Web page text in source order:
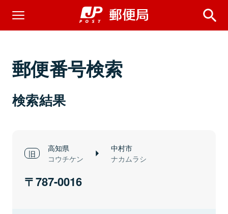
郵便番号検索
検索結果
高知県
コウチケン
中村市
ナカムラシ
787-0016